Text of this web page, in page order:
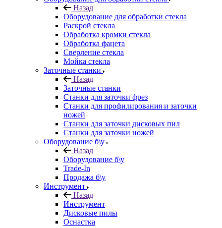
Назад
Оборудование для обработки стекла
Раскрой стекла
Обработка кромки стекла
Обработка фацета
Сверление стекла
Мойка стекла
Заточные станки
Назад
Заточные станки
Станки для заточки фрез
Станки для профилирования и заточки
ножей
Станки для заточки дисковых пил
Станки для заточки ножей
Оборудование б\у
Назад
Оборудование б\у
Trade-In
Продажа б\у
Инструмент
Назад
Инструмент
Дисковые пилы
Оснастка